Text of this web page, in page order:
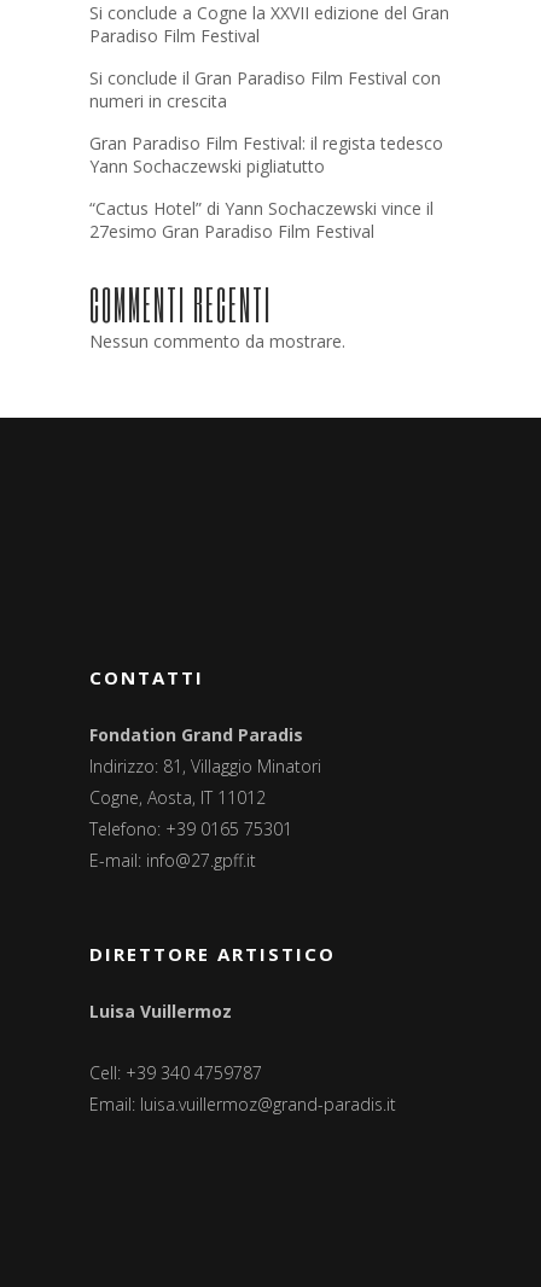
Si conclude a Cogne la XXVII edizione del Gran
Paradiso Film Festival
Si conclude il Gran Paradiso Film Festival con
numeri in crescita
Gran Paradiso Film Festival: il regista tedesco
Yann Sochaczewski pigliatutto
“Cactus Hotel” di Yann Sochaczewski vince il
27esimo Gran Paradiso Film Festival
COMMENTI RECENTI
Nessun commento da mostrare.
CONTATTI
Fondation Grand Paradis
Indirizzo: 81, Villaggio Minatori
Cogne, Aosta, IT 11012
Telefono: +39 0165 75301
E-mail: info@27.gpff.it
DIRETTORE ARTISTICO
Luisa Vuillermoz
Cell: +39 340 4759787
Email: luisa.vuillermoz@grand-paradis.it